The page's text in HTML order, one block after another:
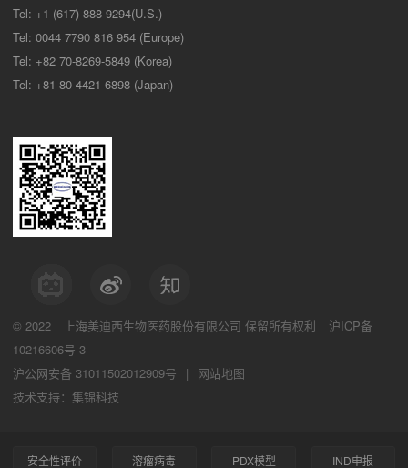
Tel: +1 (617) 888-9294(U.S.)
Tel: 0044 7790 816 954 (Europe)
Tel: +82 70-8269-5849 (Korea)
Tel: +81 80-4421-6898 (Japan)
© 2022 上海美迪西生物医药股份有限公司 保留所有权利
沪ICP备
10216606号-3
沪公网安备 31011502012909号
|
网站地图
技术支持：集锦科技
安全性评价 溶瘤病毒 PDX模型 IND申报